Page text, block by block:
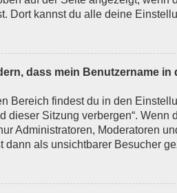
Dort kannst du alle deine
dass mein Benutzername in
Bereich findest du in den
dieser Sitzung verbergen“. Wenn
Administratoren, Moderatoren
dann als unsichtbarer Besucher